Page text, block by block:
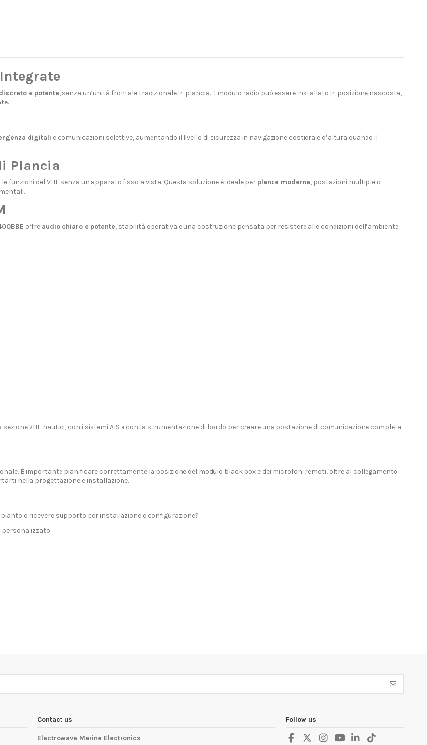
e potente, senza un’unità frontale tradizionale in plancia. Il modulo radio può essere installato in posizione nascosta,
digitali e comunicazioni selettive, aumentando il livello di sicurezza in navigazione costiera e d’altura quando il
Plancia
funzioni del VHF senza un apparato fisso a vista. Questa soluzione è ideale per plance moderne, postazioni multiple o
offre audio chiaro e potente, stabilità operativa e una costruzione pensata per resistere alle condizioni dell’ambiente
sezioneVHF nautici, con i sistemi AIS e con la strumentazione di bordo per creare una postazione di comunicazione completa
È importante pianificare correttamente la posizione del modulo black box e dei microfoni remoti, oltre al collegamento
nella progettazione e installazione.
o ricevere supporto per installazione e configurazione?
Contact us
Electrowave Marine Electronics
Follow us